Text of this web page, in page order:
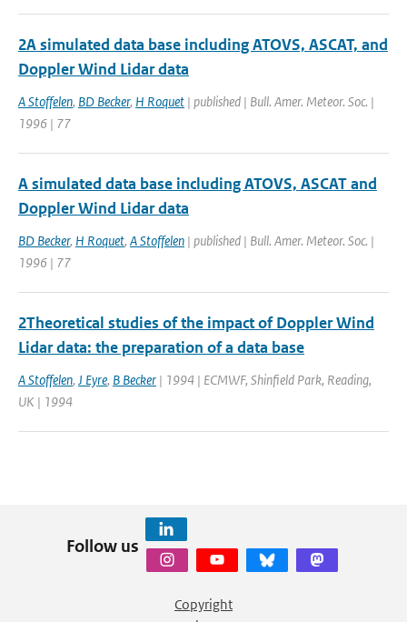
2A simulated data base including ATOVS, ASCAT, and
Doppler Wind Lidar data
A Stoffelen, BD Becker, H Roquet | published | Bull. Amer. Meteor. Soc. |
1996 | 77
A simulated data base including ATOVS, ASCAT and
Doppler Wind Lidar data
BD Becker, H Roquet, A Stoffelen | published | Bull. Amer. Meteor. Soc. |
1996 | 77
2Theoretical studies of the impact of Doppler Wind
Lidar data: the preparation of a data base
A Stoffelen, J Eyre, B Becker | 1994 | ECMWF, Shinfield Park, Reading,
UK | 1994
Follow us
Copyright